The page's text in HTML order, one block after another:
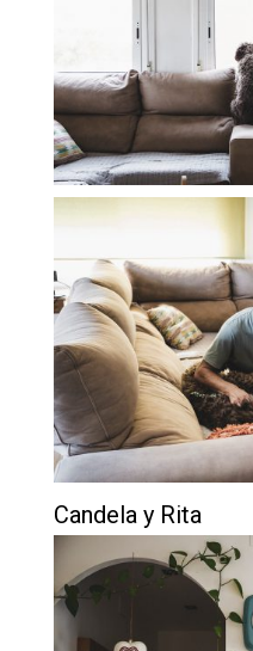
Candela y Rita